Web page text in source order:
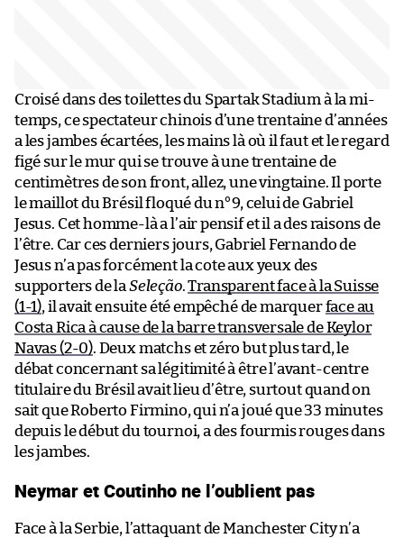
Croisé dans des toilettes du Spartak Stadium à la mi-
temps, ce spectateur chinois d’une trentaine d’années
a les jambes écartées, les mains là où il faut et le regard
figé sur le mur qui se trouve à une trentaine de
centimètres de son front, allez, une vingtaine. Il porte
le maillot du Brésil floqué du n°9, celui de Gabriel
Jesus. Cet homme-là a l’air pensif et il a des raisons de
l’être. Car ces derniers jours, Gabriel Fernando de
Jesus n’a pas forcément la cote aux yeux des
supporters de la Seleção.Transparent face à la Suisse
(1-1), il avait ensuite été empêché de marquerface au
Costa Rica à cause de la barre transversale de Keylor
Navas (2-0). Deux matchs et zéro but plus tard, le
débat concernant sa légitimité à être l’avant-centre
titulaire du Brésil avait lieu d’être, surtout quand on
sait que Roberto Firmino, qui n’a joué que 33 minutes
depuis le début du tournoi, a des fourmis rouges dans
les jambes.
Neymar et Coutinho ne l’oublient pas
Face à la Serbie, l’attaquant de Manchester City n’a